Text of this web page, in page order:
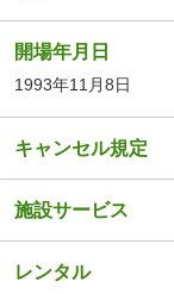
開場年月日
1993年11月8日
キャンセル規定
施設サービス
レンタル